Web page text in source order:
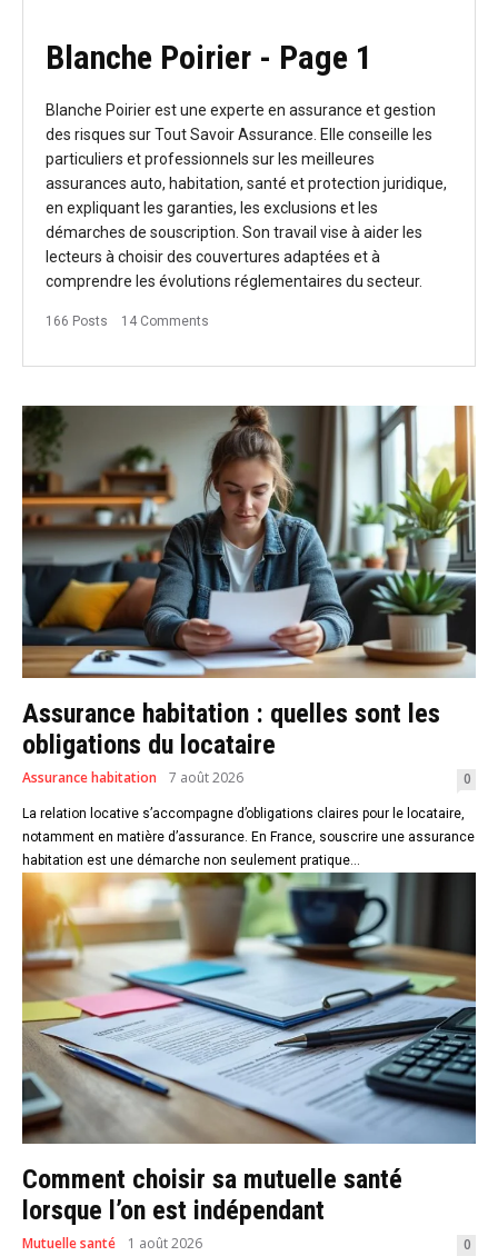
Blanche Poirier - Page 1
Blanche Poirier est une experte en assurance et gestion
des risques sur Tout Savoir Assurance. Elle conseille les
particuliers et professionnels sur les meilleures
assurances auto, habitation, santé et protection juridique,
en expliquant les garanties, les exclusions et les
démarches de souscription. Son travail vise à aider les
lecteurs à choisir des couvertures adaptées et à
comprendre les évolutions réglementaires du secteur.
166 Posts 14 Comments
Assurance habitation : quelles sont les
obligations du locataire
Assurance habitation 7 août 2026 0
La relation locative s’accompagne d’obligations claires pour le locataire,
notamment en matière d’assurance. En France, souscrire une assurance
habitation est une démarche non seulement pratique...
Comment choisir sa mutuelle santé
lorsque l’on est indépendant
Mutuelle santé 1 août 2026 0